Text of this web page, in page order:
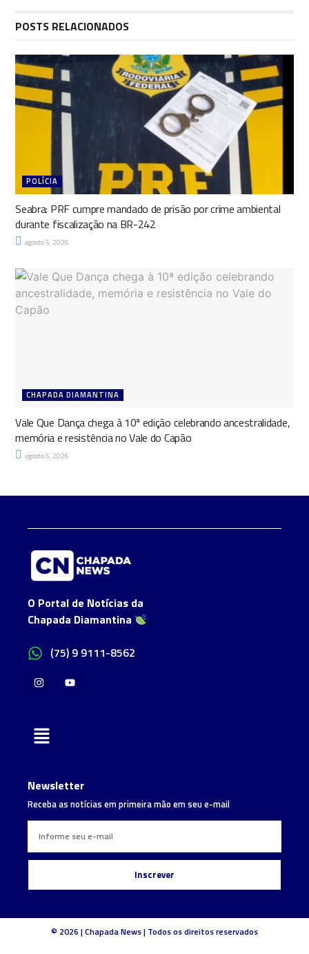
POSTS RELACIONADOS
POLÍCIA
Seabra: PRF cumpre mandado de prisão por crime ambiental
durante fiscalização na BR-242
agosto 5, 2026
CHAPADA DIAMANTINA
Vale Que Dança chega à 10ª edição celebrando ancestralidade,
memória e resistência no Vale do Capão
agosto 5, 2026
O Portal de Notícias da
Chapada Diamantina
(75) 9 9111-8562
Newsletter
Receba as notícias em primeira mão em seu e-mail
Inscrever
© 2026 | Chapada News | Todos os direitos reservados